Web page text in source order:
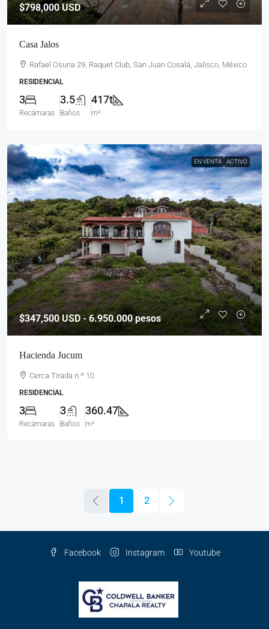
$798,000USD
Casa Jalos
Rafael Osuna 29, Raquet Club, San Juan Cosalá, Jalisco, México
RESIDENCIAL
3
Recámaras
3.5
Baños
417t
m²
EN VENTA ACTIVO
$347,500USD - 6.950.000 pesos
Hacienda Jucum
Cerca Tirada n.º 10
RESIDENCIAL
3
Recámaras
3
Baños
360.47
m²
1 2
Facebook Instagram Youtube